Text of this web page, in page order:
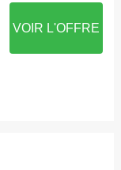
VOIR L'OFFRE